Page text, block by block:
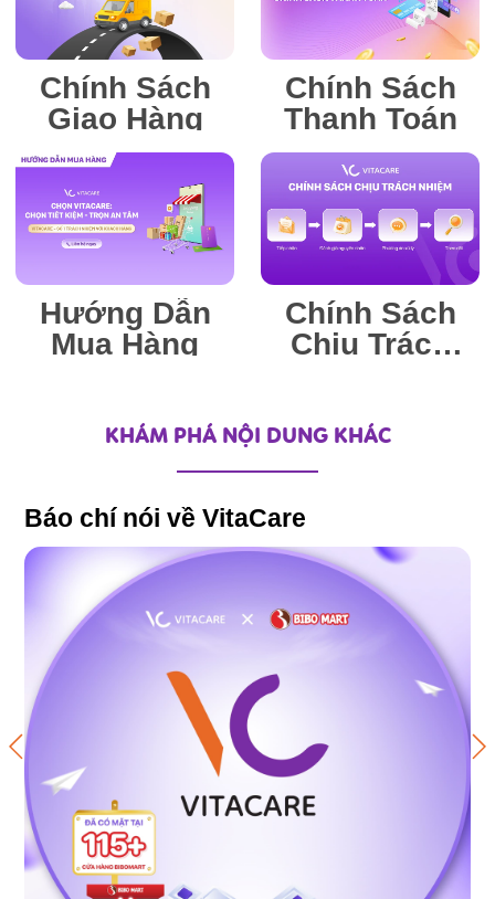
Chính Sách
Giao Hàng
Chính Sách
Thanh Toán
Hướng Dẫn
Mua Hàng
Chính Sách
Chịu Trách
KHÁM PHÁ NỘI DUNG KHÁC
Báo chí nói về VitaCare